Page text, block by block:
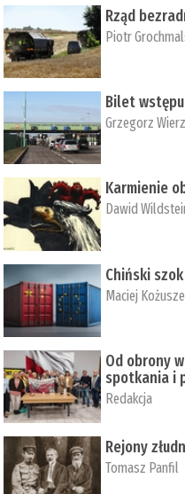
Rząd
Piotr
Bilet
Grzegorz
Karmienie
Dawid
Chiński
Maciej
Od obrony
spotkania i
Redakcja
Rejony
Tomasz Panfil